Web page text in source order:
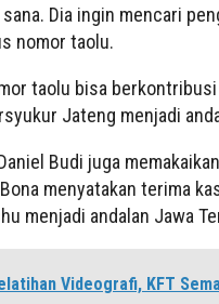
Dia ingin mencari
nomor taolu.
taolu bisa
Jateng menjadi
Budi juga
menyatakan terima
menjadi andalan Jawa
Videografi, KFT